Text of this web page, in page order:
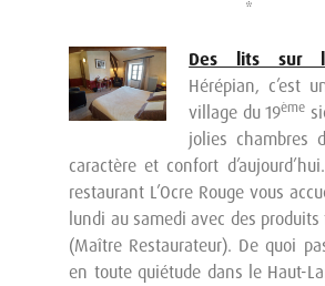
*
Des lits sur
Hérépian, c’est
village du 19ème
jolies chambres
caractère et confort
restaurant L’Ocre Rouge vous
lundi au samedi avec des
(Maître Restaurateur). De quoi
en toute quiétude dans le Haut-